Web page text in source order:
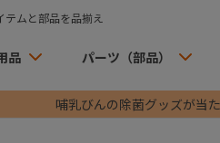
ムと部品を品揃え
品 パーツ（部品）
哺乳びんの除菌グッズが当